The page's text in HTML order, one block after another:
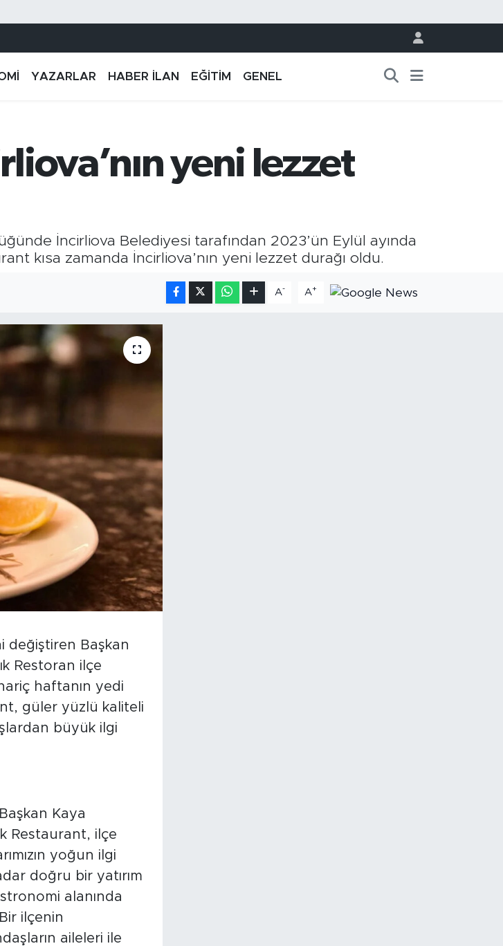
YAZARLAR HABER İLAN EĞİTİM GENEL
yeni lezzet
İncirliova Belediyesi tarafından 2023’ün Eylül ayında
kısa zamanda İncirliova’nın yeni lezzet durağı oldu.
A- A+
değiştiren Başkan
Restoran ilçe
haftanın yedi
güler yüzlü kaliteli
büyük ilgi
Kaya
Restaurant, ilçe
yoğun ilgi
doğru bir yatırım
alanında
ilçenin
aileleri ile